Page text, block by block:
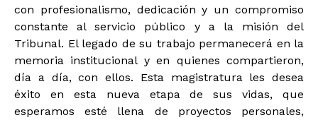
con profesionalismo, dedicación y un compromiso
constante al servicio público y a la misión del
Tribunal. El legado de su trabajo permanecerá en la
memoria institucional y en quienes compartieron,
día a día, con ellos. Esta magistratura les desea
éxito en esta nueva etapa de sus vidas, que
esperamos esté llena de proyectos personales,